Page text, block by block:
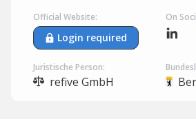
Official Website:
Login required
On
Juristische Person:
refive GmbH